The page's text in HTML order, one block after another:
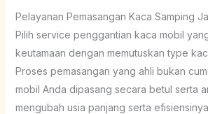
Pelayanan Pemasangan Kaca Samping
Pilih service penggantian kaca mobil
keutamaan dengan memutuskan type
Proses pemasangan yang ahli bukan
mobil Anda dipasang secara betul serta
mengubah usia panjang serta